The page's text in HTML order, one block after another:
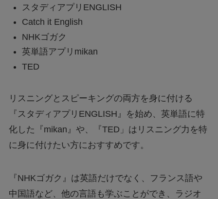
スタディアプリENGLISH
Catch it English
NHKゴガク
英単語アプリmikan
TED
リスニングとスピーキングの両方を身に付ける
『スタディアプリENGLISH』を始め、英単語に特
化した『mikan』や、『TED」はリスニング力を特
に身に付けたい方におすすめです。
『NHKゴガク』は英語だけでなく、フランス語や
中国語など、他の言語も学ぶことができ、ラジオ